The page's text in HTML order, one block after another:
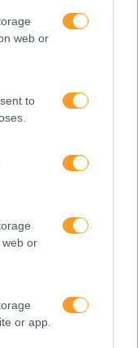
web or
to
web or
or app.